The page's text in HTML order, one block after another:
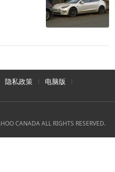
隐私政策 电脑版
CANADA ALL RIGHTS RESERVED.